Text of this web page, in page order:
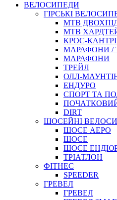
ВЕЛОСИПЕДИ
ГІРСЬКІ
MTB
MTB
КРОС-
МАРАФОНИ /
МАРАФОНИ
ТРЕЙЛ
ОЛЛ-
ЕНДУРО
СПОРТ ТА
DIRT
ШОСЕЙНІ
ШОСЕ АЕРО
ШОСЕ
ШОСЕ
ТРІАТЛОН
ФІТНЕС
SPEEDER
ГРЕВЕЛ
ГРЕВЕЛ